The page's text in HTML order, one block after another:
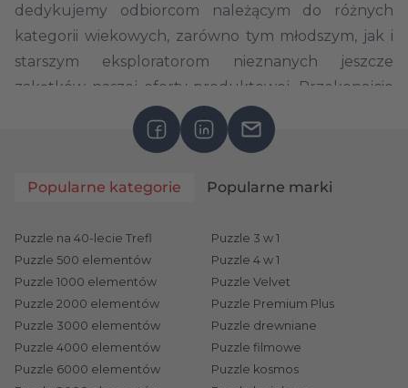
dedykujemy odbiorcom należącym do różnych
kategorii wiekowych, zarówno tym młodszym, jak i
starszym eksploratorom nieznanych jeszcze
zakątków naszej oferty produktowej. Przekonajcie
się na własnej skórze, które nowości przyprawią Was
o ciarki i wywrą największe wrażenie! Wśród naszych
towarzyskie, kreatywne klocki, piękne układanki z
czy drewniane zabawki dla maluszków – to
wszystko czai się na Was z ukrycia w magicznej
Treflowej kategorii z najnowszymi produktami
co dokładnie tam skrywamy, zapraszamy Was do
wspólnej podróży i odkrywania nowych lądów na
Popularne kategorie Popularne marki
Puzzle na 40-lecie Trefl
Puzzle 500 elementów
Puzzle 1000 elementów
Puzzle 2000 elementów
Puzzle 3000 elementów
Puzzle 4000 elementów
Puzzle 6000 elementów
Puzzle 3 w 1
Puzzle 4 w 1
Puzzle Velvet
Puzzle Premium Plus
Puzzle drewniane
Puzzle filmowe
Puzzle kosmos